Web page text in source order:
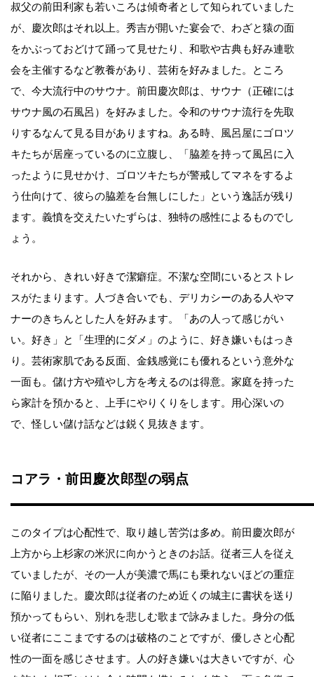
叔父の前田利家も若いころは傾奇者として知られていました
が、慶次郎はそれ以上。秀吉が開いた宴会で、わざと猿の面
をかぶっておどけて踊って見せたり、和歌や古典も好み連歌
会を主催するなど教養があり、芸術を好みました。ところ
で、今大流行中のサウナ。前田慶次郎は、サウナ（正確には
サウナ風の石風呂）を好みました。令和のサウナ流行を先取
りするなんて見る目がありますね。ある時、風呂屋にゴロツ
キたちが居座っているのに立腹し、「脇差を持って風呂に入
ったように見せかけ、ゴロツキたちが警戒してマネをするよ
う仕向けて、彼らの脇差を台無しにした」という逸話が残り
ます。義憤を交えたいたずらは、独特の感性によるものでし
ょう。
それから、きれい好きで潔癖症。不潔な空間にいるとストレ
スがたまります。人づき合いでも、デリカシーのある人やマ
ナーのきちんとした人を好みます。「あの人って感じがい
い。好き」と「生理的にダメ」のように、好き嫌いもはっき
り。芸術家肌である反面、金銭感覚にも優れるという意外な
一面も。儲け方や殖やし方を考えるのは得意。家庭を持った
ら家計を預かると、上手にやりくりをします。用心深いの
で、怪しい儲け話などは鋭く見抜きます。
コアラ・前田慶次郎型の弱点
このタイプは心配性で、取り越し苦労は多め。前田慶次郎が
上方から上杉家の米沢に向かうときのお話。従者三人を従え
ていましたが、その一人が美濃で馬にも乗れないほどの重症
に陥りました。慶次郎は従者のため近くの城主に書状を送り
預かってもらい、別れを悲しむ歌まで詠みました。身分の低
い従者にここまでするのは破格のことですが、優しさと心配
性の一面を感じさせます。人の好き嫌いは大きいですが、心